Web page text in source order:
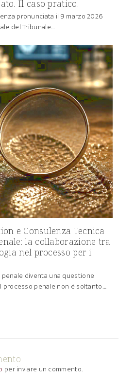
Il caso pratico.
pronunciata il 9 marzo 2026
del Tribunale…
e Consulenza Tecnica
la collaborazione tra
nel processo per i
diventa una questione
processo penale non è soltanto…
per inviare un commento.